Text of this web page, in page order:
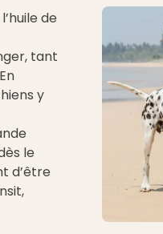
de
tant
y
le
d’être